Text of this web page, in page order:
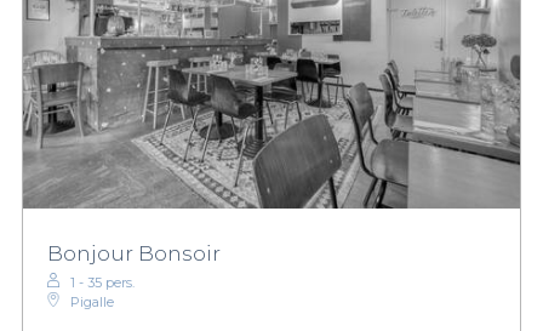
Bonjour Bonsoir
1 - 35 pers.
Pigalle